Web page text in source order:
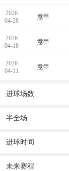
2026
04-28
意甲
2026
04-18
意甲
2026
04-11
意甲
进球场数
半全场
进球时间
未来赛程